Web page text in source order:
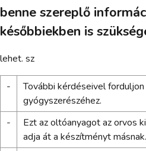
benne szereplő
későbbiekben is
lehet. sz
-
További kérdéseivel
gyógyszerészéhez.
-
Ezt az oltóanyagot az orvos
adja át a készítményt másnak.